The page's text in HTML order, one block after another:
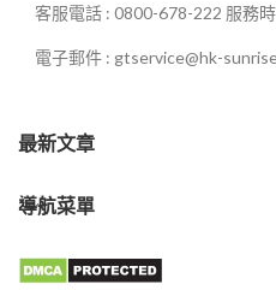
客服電話 : 0800-678-222 服務
電子郵件 : gtservice@hk-
最新文章
導航菜單